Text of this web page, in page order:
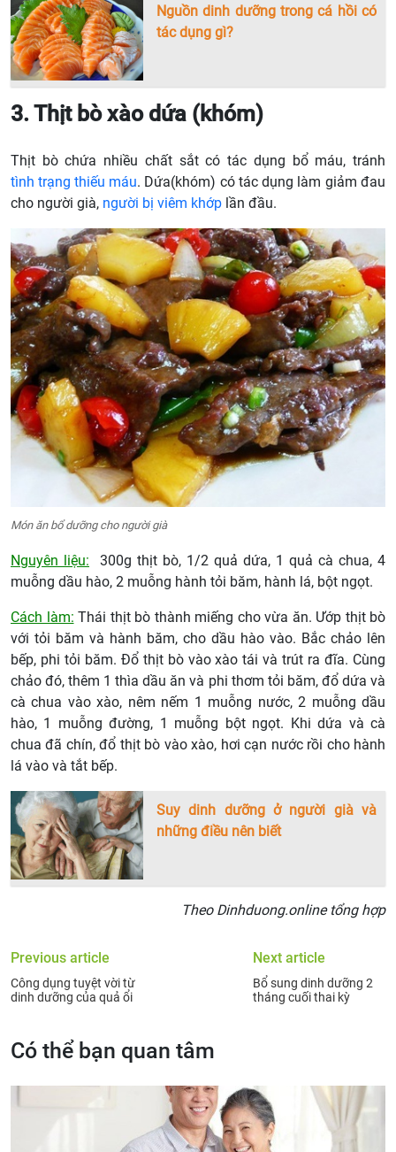
Nguồn dinh dưỡng trong cá hồi có
tác dụng gì?
3. Thịt bò xào dứa (khóm)
Thịt bò chứa nhiều chất sắt có tác dụng bổ máu, tránh
tình trạng thiếu máu. Dứa(khóm) có tác dụng làm giảm đau
cho người già, người bị viêm khớp lần đầu.
Món ăn bổ dưỡng cho người già
Nguyên liệu: 300g thịt bò, 1/2 quả dứa, 1 quả cà chua, 4
muỗng dầu hào, 2 muỗng hành tỏi băm, hành lá, bột ngọt.
Cách làm: Thái thịt bò thành miếng cho vừa ăn. Ướp thịt bò
với tỏi băm và hành băm, cho dầu hào vào. Bắc chảo lên
bếp, phi tỏi băm. Đổ thịt bò vào xào tái và trút ra đĩa. Cùng
chảo đó, thêm 1 thìa dầu ăn và phi thơm tỏi băm, đổ dứa và
cà chua vào xào, nêm nếm 1 muỗng nước, 2 muỗng dầu
hào, 1 muỗng đường, 1 muỗng bột ngọt. Khi dứa và cà
chua đã chín, đổ thịt bò vào xào, hơi cạn nước rồi cho hành
lá vào và tắt bếp.
Suy dinh dưỡng ở người già và
những điều nên biết
Theo Dinhduong.online tổng hợp
Previous article
Công dụng tuyệt vời từ
dinh dưỡng của quả ổi
Next article
Bổ sung dinh dưỡng 2
tháng cuối thai kỳ
Có thể bạn quan tâm